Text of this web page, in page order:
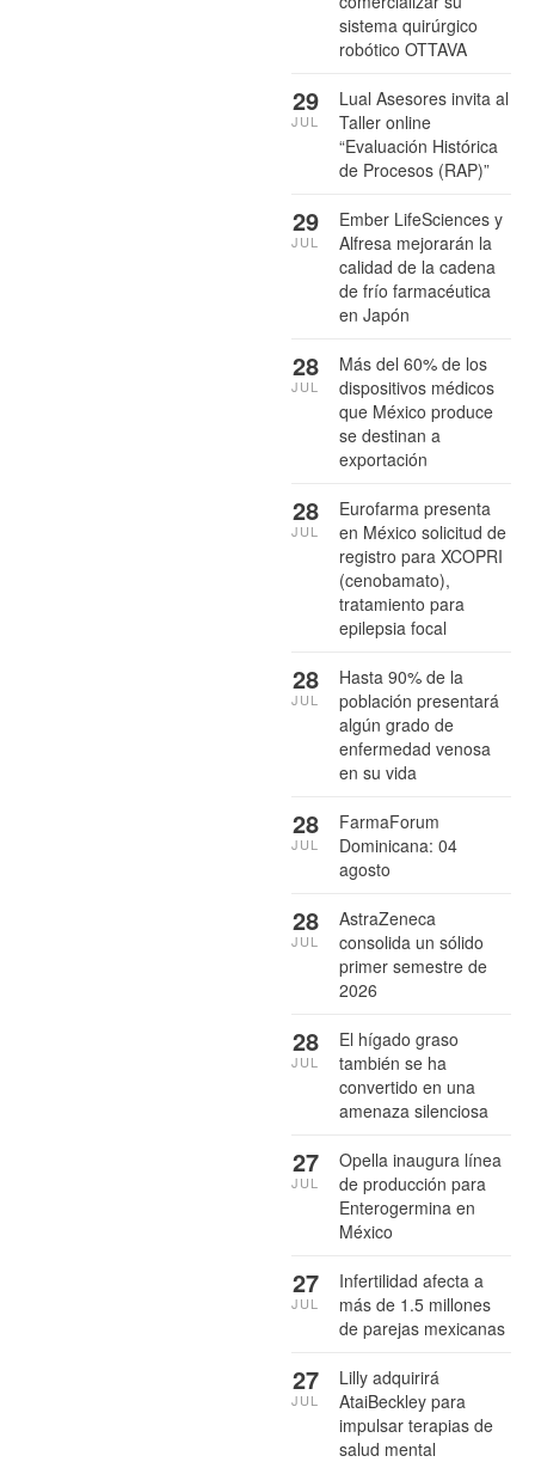
sistema quirúrgico
robótico OTTAVA
Lual Asesores invita al
Taller online
“Evaluación Histórica
de Procesos (RAP)”
29
JUL
Ember LifeSciences y
Alfresa mejorarán la
calidad de la cadena
de frío farmacéutica
en Japón
29
JUL
Más del 60% de los
dispositivos médicos
que México produce
se destinan a
exportación
28
JUL
Eurofarma presenta
en México solicitud de
registro para XCOPRI
(cenobamato),
tratamiento para
epilepsia focal
28
JUL
Hasta 90% de la
población presentará
algún grado de
enfermedad venosa
en su vida
28
JUL
FarmaForum
Dominicana: 04
agosto
28
JUL
AstraZeneca
consolida un sólido
primer semestre de
2026
28
JUL
El hígado graso
también se ha
convertido en una
amenaza silenciosa
28
JUL
Opella inaugura línea
de producción para
Enterogermina en
México
27
JUL
Infertilidad afecta a
más de 1.5 millones
de parejas mexicanas
27
JUL
Lilly adquirirá
AtaiBeckley para
impulsar terapias de
salud mental
27
JUL